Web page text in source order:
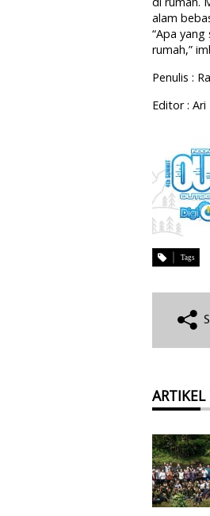
alam
“Apa
rumah,”
Penulis :
Editor : Ari